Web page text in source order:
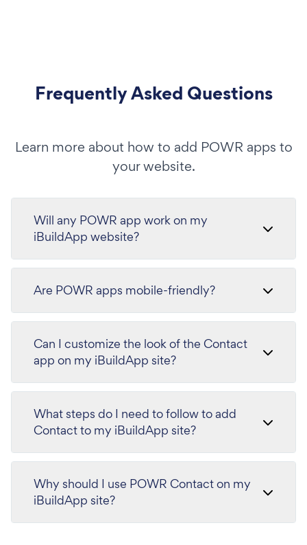
Frequently Asked Questions
Learn more about how to add POWR apps to
your website.
Will any POWR app work on my
iBuildApp website?
Are POWR apps mobile-friendly?
Can I customize the look of the Contact
app on my iBuildApp site?
What steps do I need to follow to add
Contact to my iBuildApp site?
Why should I use POWR Contact on my
iBuildApp site?